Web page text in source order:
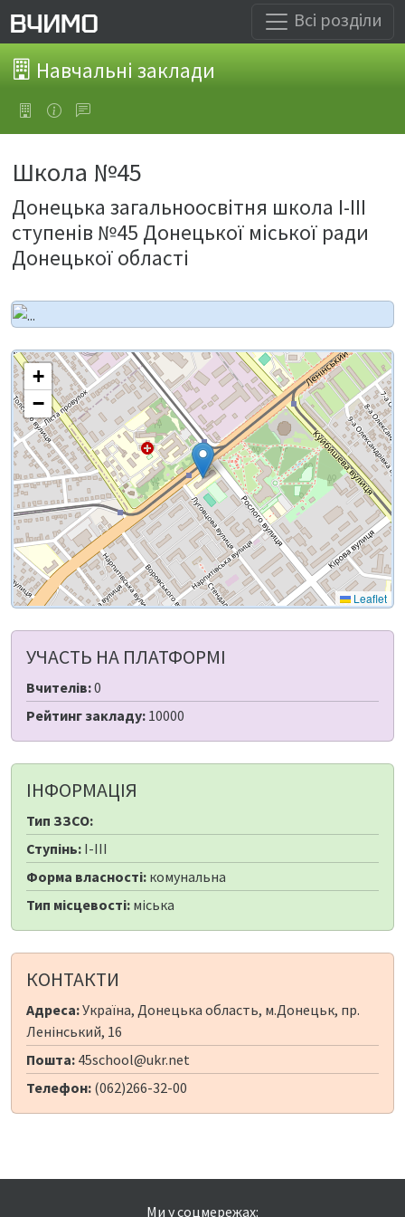
Всі розділи
Навчальні заклади
Школа №45
Донецька загальноосвітня школа І-ІІІ
ступенів №45 Донецької міської ради
Донецької області
+
−
Leaflet
УЧАСТЬ НА ПЛАТФОРМІ
Вчителів:0
Рейтинг закладу: 10000
ІНФОРМАЦІЯ
Тип ЗЗСО:
Ступінь: I-III
Форма власності: комунальна
Тип місцевості: міська
КОНТАКТИ
Адреса:Україна, Донецька область, м.Донецьк, пр.
Ленінський, 16
Пошта: 45school@ukr.net
Телефон: (062)266-32-00
Ми у соцмережах: